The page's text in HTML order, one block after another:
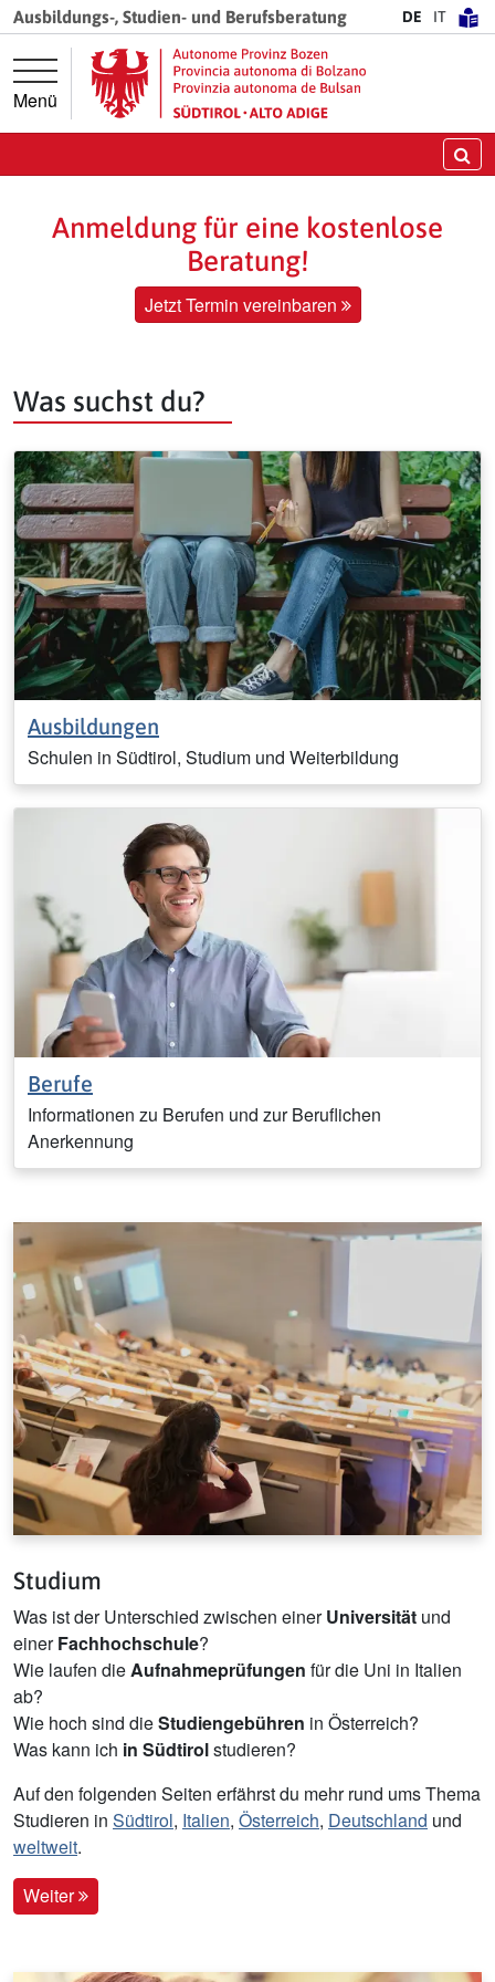
Springe direkt zur Hauptnavigation
Springe direkt zum Inhalt
Ausbildungs-, Studien- und Berufsberatung DE IT
Menü
Anmeldung für eine kostenlose
Beratung!
Jetzt Termin vereinbaren
Was suchst du?
Ausbildungen
Schulen in Südtirol, Studium und Weiterbildung
Berufe
Informationen zu Berufen und zur Beruflichen
Anerkennung
Studium
Was ist der Unterschied zwischen einerUniversität und
einerFachhochschule?
Wie laufen dieAufnahmeprüfungen für die Uni in Italien
ab?
Wie hoch sind dieStudiengebühren in Österreich?
Was kann ich in Südtirolstudieren?
Auf den folgenden Seiten erfährst du mehr rund ums Thema
Studieren in Südtirol, Italien, Österreich, Deutschland und
weltweit.
Weiter